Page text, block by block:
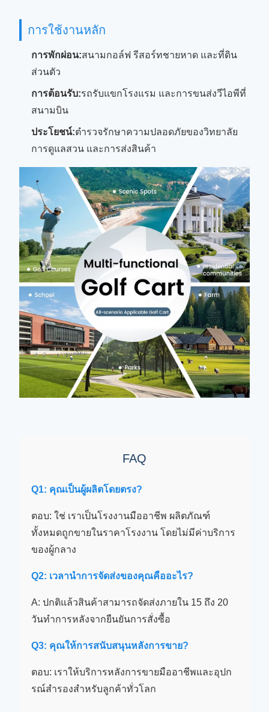
การใช้งานหลัก
การพักผ่อน:สนามกอล์ฟ รีสอร์ทชายหาด และที่ดิน
ส่วนตัว
การต้อนรับ:รถรับแขกโรงแรม และการขนส่งวีไอพีที่
สนามบิน
ประโยชน์:ตํารวจรักษาความปลอดภัยของวิทยาลัย
การดูแลสวน และการส่งสินค้า
FAQ
Q1: คุณเป็นผู้ผลิตโดยตรง?
ตอบ: ใช่ เราเป็นโรงงานมืออาชีพ ผลิตภัณฑ์
ทั้งหมดถูกขายในราคาโรงงาน โดยไม่มีค่าบริการ
ของผู้กลาง
Q2: เวลานําการจัดส่งของคุณคืออะไร?
A: ปกติแล้วสินค้าสามารถจัดส่งภายใน 15 ถึง 20
วันทําการหลังจากยืนยันการสั่งซื้อ
Q3: คุณให้การสนับสนุนหลังการขาย?
ตอบ: เราให้บริการหลังการขายมืออาชีพและอุปก
รณ์สํารองสําหรับลูกค้าทั่วโลก